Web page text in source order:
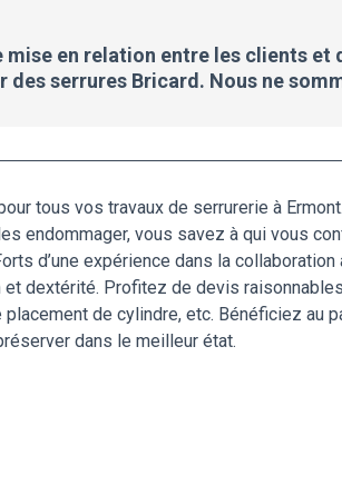
en relation entre les clients
serrures Bricard. Nous ne
tous vos travaux de serrurerie à
endommager, vous savez à qui vous
d’une expérience dans la
dextérité. Profitez de devis
de cylindre, etc. Bénéficiez
dans le meilleur état.